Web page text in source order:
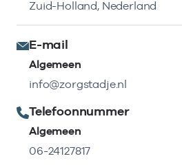
Zuid-Holland, Nederland
E-mail
Algemeen
info@zorgstadje.nl
Telefoonnummer
Algemeen
06-24127817